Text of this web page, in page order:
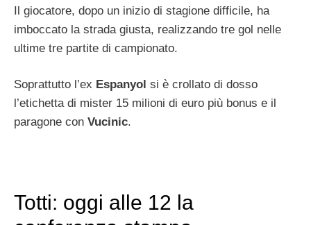
Il giocatore, dopo un inizio di stagione difficile, ha
imboccato la strada giusta, realizzando tre gol nelle
ultime tre partite di campionato.
Soprattutto l’ex Espanyol si è crollato di dosso
l’etichetta di mister 15 milioni di euro più bonus e il
paragone con Vucinic.
Totti: oggi alle 12 la